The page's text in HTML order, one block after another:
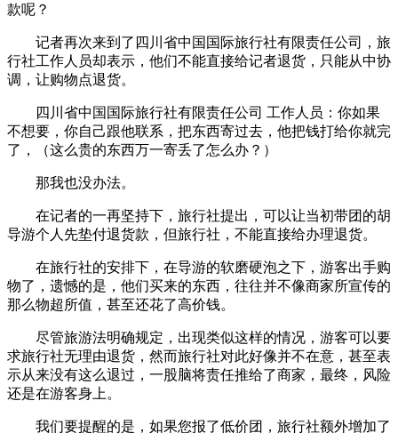
款呢？
记者再次来到了四川省中国国际旅行社有限责任公司，旅
行社工作人员却表示，他们不能直接给记者退货，只能从中协
调，让购物点退货。
四川省中国国际旅行社有限责任公司 工作人员：你如果
不想要，你自己跟他联系，把东西寄过去，他把钱打给你就完
了，（这么贵的东西万一寄丢了怎么办？）
那我也没办法。
在记者的一再坚持下，旅行社提出，可以让当初带团的胡
导游个人先垫付退货款，但旅行社，不能直接给办理退货。
在旅行社的安排下，在导游的软磨硬泡之下，游客出手购
物了，遗憾的是，他们买来的东西，往往并不像商家所宣传的
那么物超所值，甚至还花了高价钱。
尽管旅游法明确规定，出现类似这样的情况，游客可以要
求旅行社无理由退货，然而旅行社对此好像并不在意，甚至表
示从来没有这么退过，一股脑将责任推给了商家，最终，风险
还是在游客身上。
我们要提醒的是，如果您报了低价团，旅行社额外增加了